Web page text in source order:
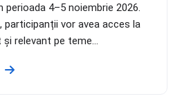
perioada 4–5 noiembrie 2026.
participanții vor avea acces la
relevant pe teme...